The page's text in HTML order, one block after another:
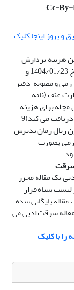
Cc-
و بروز اینجا کلیک
هزینه پردازش
مقالات در نشریات با درسترسی باز" مورخ 1404/01/23 و
و مصوبه دفتر
عتف (نامه
ششم اردیبهشت 1405) این مجله برای هزینه
پردازش مقالات، مبلغ 30.000،000 ریال دریافت می کند(9
ارسال مقاله و 21 میلیون ریال زمان پذیرش
بصورت
سرقت
یک مقاله محرز
سیاه قرار
بایگانی شده
نویسندگان ٬عبارت «مقاله سرقت ادبی می
را با کلیک